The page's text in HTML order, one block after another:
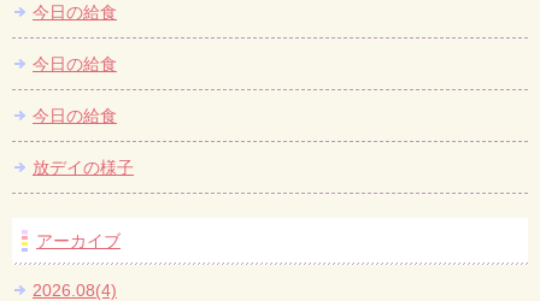
今日の給食
今日の給食
今日の給食
放デイの様子
アーカイブ
2026.08(4)